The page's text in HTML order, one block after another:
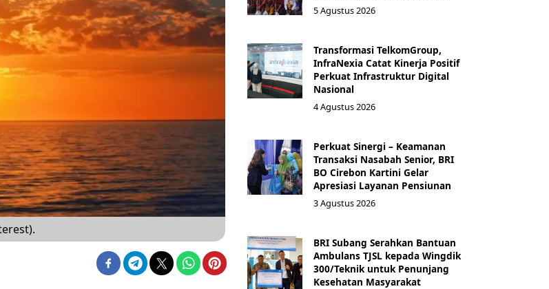
5 Agustus 2026
Transformasi TelkomGroup,
InfraNexia Catat Kinerja Positif
Perkuat Infrastruktur Digital
Nasional
4 Agustus 2026
Perkuat Sinergi – Keamanan
Transaksi Nasabah Senior, BRI
BO Cirebon Kartini Gelar
Apresiasi Layanan Pensiunan
3 Agustus 2026
BRI Subang Serahkan Bantuan
Ambulans TJSL kepada Wingdik
300/Teknik untuk Penunjang
Kesehatan Masyarakat ​